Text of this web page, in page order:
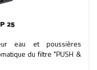
25
eau et poussières
du filtre "PUSH &